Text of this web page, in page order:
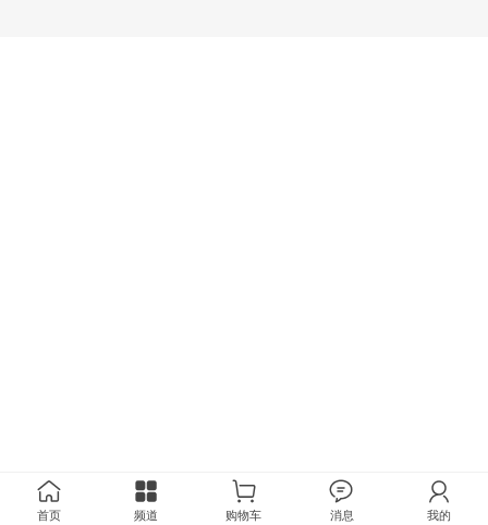
首页 频道 购物车 消息 我的